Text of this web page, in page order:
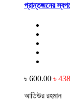
প্রান্তজনের
৳ 600.00 ৳
আতিউর রহমান